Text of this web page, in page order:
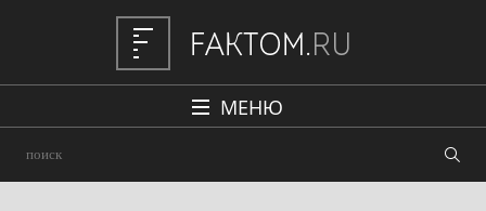
МЕНЮ